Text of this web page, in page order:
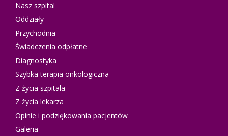
Nasz szpital
Oddziały
Przychodnia
Świadczenia odpłatne
Diagnostyka
Szybka terapia onkologiczna
Z życia szpitala
Z życia lekarza
Opinie i podziękowania pacjentów
Galeria